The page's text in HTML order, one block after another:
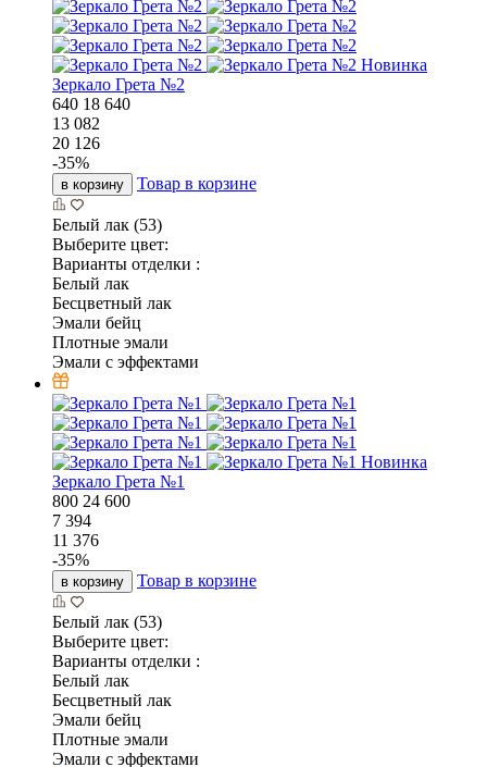
Новинка
Зеркало Грета №2
640 18 640
13 082
20 126
-35%
в корзину Товар в корзине
Белый лак (53)
Выберите цвет:
Варианты отделки :
Белый лак
Бесцветный лак
Эмали бейц
Плотные эмали
Эмали с эффектами
Новинка
Зеркало Грета №1
800 24 600
7 394
11 376
-35%
в корзину Товар в корзине
Белый лак (53)
Выберите цвет:
Варианты отделки :
Белый лак
Бесцветный лак
Эмали бейц
Плотные эмали
Эмали с эффектами